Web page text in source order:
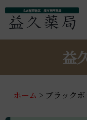
名古屋市緑区 漢方専門薬局
益
ホーム > ブラック